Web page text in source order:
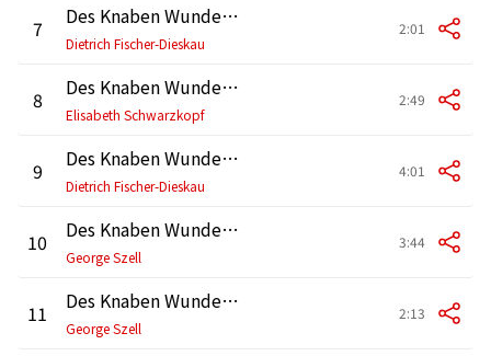
7 Des Knaben Wunderhorn: No. 4, Wer hat dies Liedlein erdacht?
Dietrich Fischer-Dieskau
2:01
8 Des Knaben Wunderhorn: No. 10, Lob des hohen Verstandes
Elisabeth Schwarzkopf
2:49
9 Des Knaben Wunderhorn: No. 6, Des Antonius von Padua Fischpredigt
Dietrich Fischer-Dieskau
4:01
10 Des Knaben Wunderhorn: No. 8, Lied des Verfolgten im Turm
George Szell
3:44
11 Des Knaben Wunderhorn: No. 3, Trost im Unglück
George Szell
2:13